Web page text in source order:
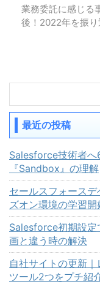
業務委託に感じる
後！2022年を振り
最近の投稿
Salesforce技術者へ
『Sandbox』の理解
セールスフォース
ズオン環境の学習開
Salesforce初期設定
画と違う時の解決
自社サイトの更新
ツール2つをプチ紹